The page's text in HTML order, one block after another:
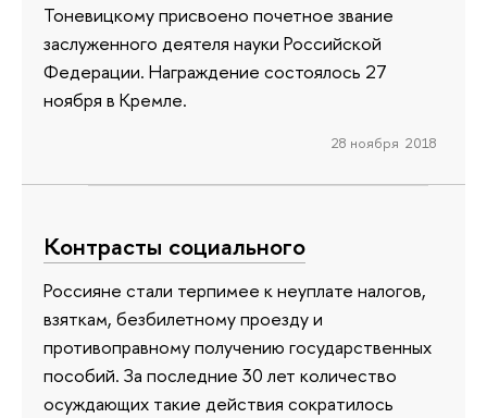
Тоневицкому присвоено почетное звание
заслуженного деятеля науки Российской
Федерации. Награждение состоялось 27
ноября в Кремле.
28 ноября 2018
Контрасты социального
Россияне стали терпимее к неуплате налогов,
взяткам, безбилетному проезду и
противоправному получению государственных
пособий. За последние 30 лет количество
осуждающих такие действия сократилось